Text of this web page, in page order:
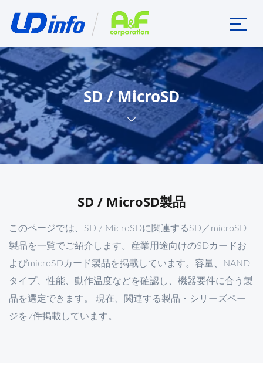
SD / MicroSD
SD / MicroSD製品
このページでは、SD / MicroSDに関連するSD／microSD
製品を一覧でご紹介します。産業用途向けのSDカードお
よびmicroSDカード製品を掲載しています。容量、NAND
タイプ、性能、動作温度などを確認し、機器要件に合う製
品を選定できます。 現在、関連する製品・シリーズペー
ジを7件掲載しています。